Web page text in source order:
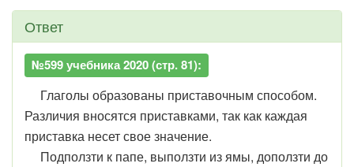
Ответ
№599 учебника 2020 (стр. 81):
Глаголы образованы приставочным способом.
Различия вносятся приставками, так как каждая
приставка несет свое значение.
Подползти к папе, выползти из ямы, доползти до